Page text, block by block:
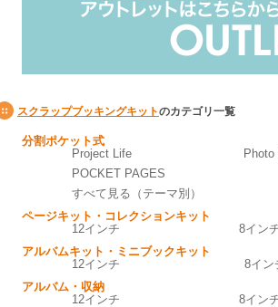
スクラップブッキングキットのカテゴリ一覧
分割ポケット式
Project Life
Photo
POCKET PAGES
すべて見る（テーマ別）
ページキット・コレクションキット
12インチ
8イン
アルバムキット・ミニブックキット
12インチ
8イン
アルバム・収納
12インチ
8イン